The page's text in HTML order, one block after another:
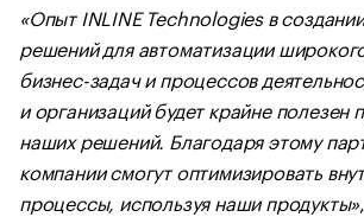
«Опыт INLINE Technologies в
решений для автоматизации
бизнес-задач и процессов
и организаций будет крайне полезен
наших решений. Благодаря этому
компании смогут оптимизировать
процессы, используя наши продукты»